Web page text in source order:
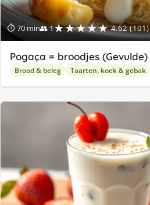
⏱ 70 min👥 1★★★★★ 4.62 (101)
Pogaça = broodjes (Gevulde)
Brood & beleg Taarten, koek & gebak